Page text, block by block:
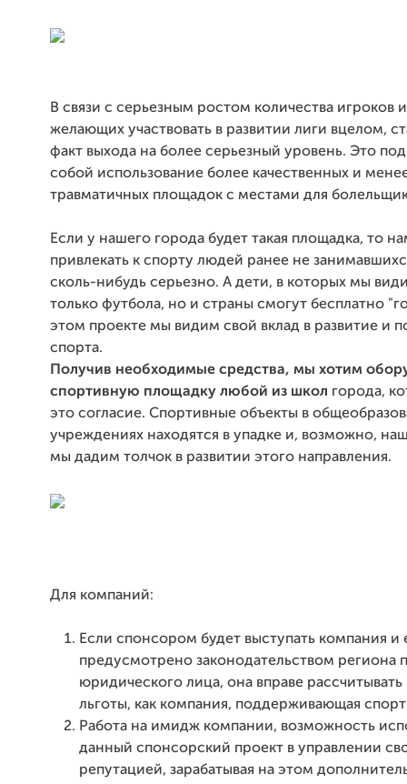
В связи с серьезным ростом количества игроков
желающих участвовать в развитии лиги вцелом,
факт выхода на более серьезный уровень. Это
собой использование более качественных и
травматичных площадок с местами для
Если у нашего города будет такая площадка, то
привлекать к спорту людей ранее не
сколь-нибудь серьезно. А дети, в которых мы
только футбола, но и страны смогут бесплатно
этом проекте мы видим свой вклад в развитие и
спорта.
Получив необходимые средства, мы хотим
спортивную площадку любой из школ города,
это согласие. Спортивные объекты в
учреждениях находятся в упадке и, возможно,
мы дадим толчок в развитии этого направления.
Для компаний:
Если спонсором будет выступать компания и
предусмотрено законодательством региона
юридического лица, она вправе
льготы, как компания, поддерживающая спорт
Работа на имидж компании, возможность
данный спонсорский проект в управлении
репутацией, зарабатывая на этом